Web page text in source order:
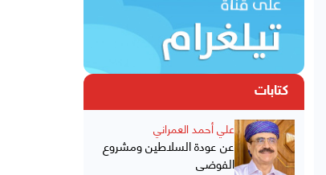
كتابات
علي أحمد العمراني
عن عودة السلاطين ومشروع
الفوضى